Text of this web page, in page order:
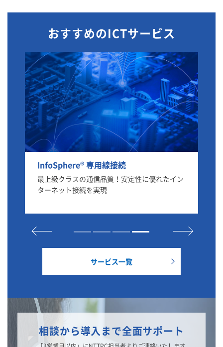
おすすめのICTサービス
InfoSphere® 専用線接続
最上級クラスの通信品質！安定性に優れたイン
ターネット接続を実現
サービス一覧
相談から導入まで全面サポート